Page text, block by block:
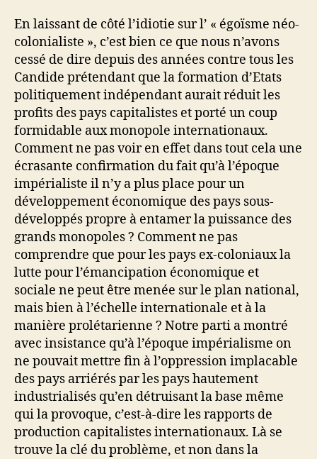
En laissant de côté l’idiotie sur l’ « égoïsme néo-
colonialiste », c’est bien ce que nous n’avons
cessé de dire depuis des années contre tous les
Candide prétendant que la formation d’Etats
politiquement indépendant aurait réduit les
profits des pays capitalistes et porté un coup
formidable aux monopole internationaux.
Comment ne pas voir en effet dans tout cela une
écrasante confirmation du fait qu’à l’époque
impérialiste il n’y a plus place pour un
développement économique des pays sous-
développés propre à entamer la puissance des
grands monopoles ? Comment ne pas
comprendre que pour les pays ex-coloniaux la
lutte pour l’émancipation économique et
sociale ne peut être menée sur le plan national,
mais bien à l’échelle internationale et à la
manière prolétarienne ? Notre parti a montré
avec insistance qu’à l’époque impérialisme on
ne pouvait mettre fin à l’oppression implacable
des pays arriérés par les pays hautement
industrialisés qu’en détruisant la base même
qui la provoque, c’est-à-dire les rapports de
production capitalistes internationaux. Là se
trouve la clé du problème, et non dans la